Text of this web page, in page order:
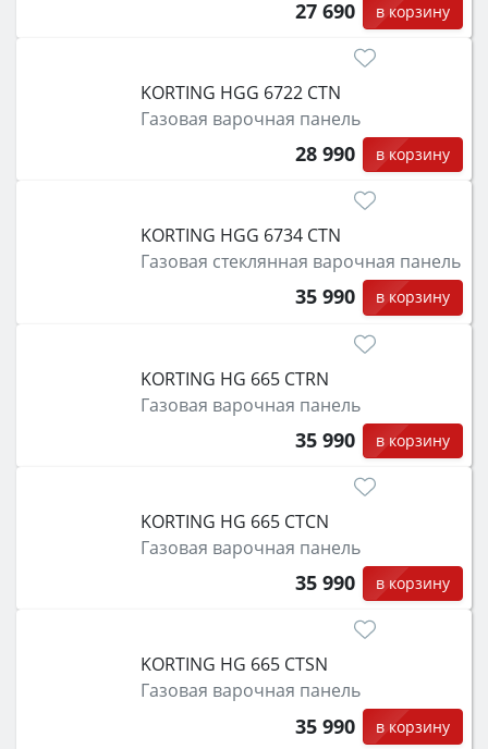
27 690 в корзину
KORTING HGG 6722 CTN
Газовая варочная панель
28 990 в корзину
KORTING HGG 6734 CTN
Газовая стеклянная варочная панель
35 990 в корзину
KORTING HG 665 CTRN
Газовая варочная панель
35 990 в корзину
KORTING HG 665 CTCN
Газовая варочная панель
35 990 в корзину
KORTING HG 665 CTSN
Газовая варочная панель
35 990 в корзину